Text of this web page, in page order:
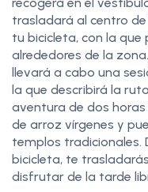
trasladará al centro
tu bicicleta, con la
alrededores de la
llevará a cabo una
la que describirá la
aventura de dos
de arroz vírgenes y
templos tradicionales.
bicicleta, te
disfrutar de la tarde